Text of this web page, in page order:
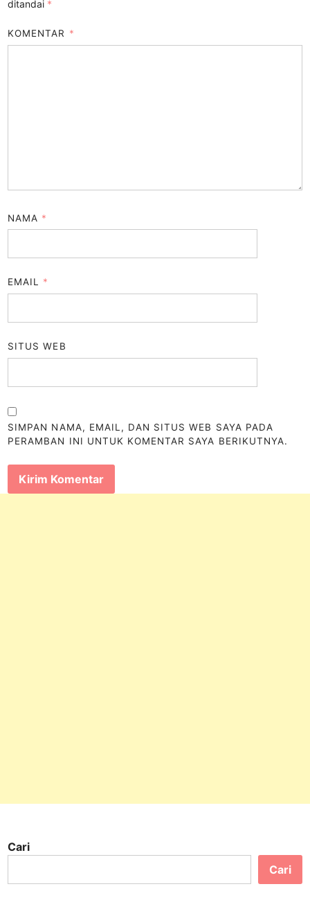
ditandai *
KOMENTAR *
NAMA *
EMAIL *
SITUS WEB
SIMPAN NAMA, EMAIL, DAN SITUS WEB SAYA PADA
PERAMBAN INI UNTUK KOMENTAR SAYA BERIKUTNYA.
Cari
Cari